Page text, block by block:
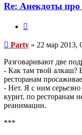
Re: Анекдоты
Сообщение
Party » 22 мар 2013,
Разговаривают две
- Как там твой алкаш?
ресторанам
- Нет. Я с ним
курит, по ресторанам
реанимации.
***